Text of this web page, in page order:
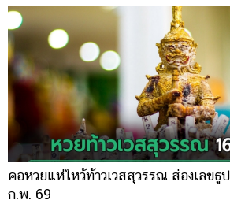
คอหวยแห่ไหว้ท้าวเวสสุวรรณ ส่องเลขธู
ก.พ. 69